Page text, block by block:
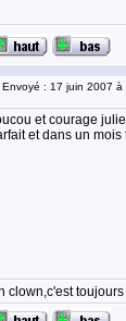
: 17 juin 2007 à
et courage
et dans un
clown,c'est toujours